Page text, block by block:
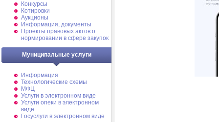
Конкурсы
Котировки
Аукционы
Информация, документы
Проекты правовых актов о
нормировании в сфере закупок
Муниципальные услуги
Информация
Технологические схемы
МФЦ
Услуги в электронном виде
Услуги опеки в электронном
виде
Госуслуги в электронном виде